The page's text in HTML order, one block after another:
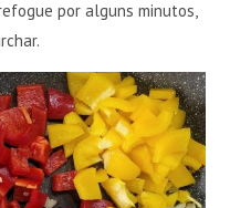
por alguns minutos,